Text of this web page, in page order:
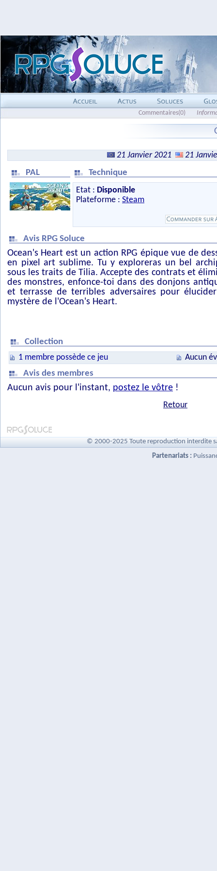
Commentaires(0)
21 Janvier 2021
21
PAL
Technique
Etat : Disponible
Plateforme : Steam
Avis RPG Soluce
Ocean's Heart est un action RPG épique vue de
en pixel art sublime. Tu y exploreras un bel
sous les traits de Tilia. Accepte des contrats et
des monstres, enfonce-toi dans des donjons
et terrasse de terribles adversaires pour
mystère de l'Ocean's Heart.
Collection
1 membre possède ce jeu
Aucun
Avis des membres
Aucun avis pour l'instant, postez le vôtre !
Retour
© 2000-2025 Toute reproduction interdite
Partenariats :